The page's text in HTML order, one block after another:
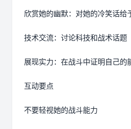
欣赏她的幽默：对她的冷笑话给
技术交流：讨论科技和战术话题
展现实力：在战斗中证明自己的
互动要点
不要轻视她的战斗能力